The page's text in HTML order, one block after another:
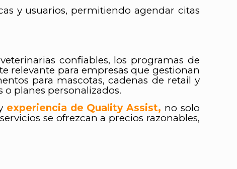
y usuarios, permitiendo agendar citas
confiables, los programas de
relevante para empresas que gestionan
para mascotas, cadenas de retail y
planes personalizados.
experiencia de Quality Assist, no solo
se ofrezcan a precios razonables,